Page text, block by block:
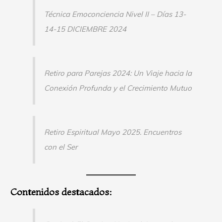
Técnica Emoconciencia Nivel II – Días 13-
14-15 DICIEMBRE 2024
Retiro para Parejas 2024: Un Viaje hacia la
Conexión Profunda y el Crecimiento Mutuo
Retiro Espiritual Mayo 2025. Encuentros
con el Ser
Contenidos destacados: